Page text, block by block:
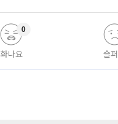
화나요
0
슬